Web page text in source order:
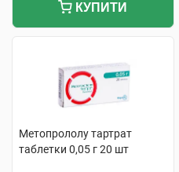
КУПИТИ
Метопрололу тартрат
таблетки 0,05 г 20 шт